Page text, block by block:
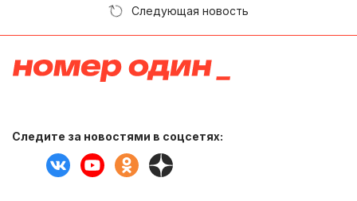
Следующая новость
Следите за новостями в соцсетях: